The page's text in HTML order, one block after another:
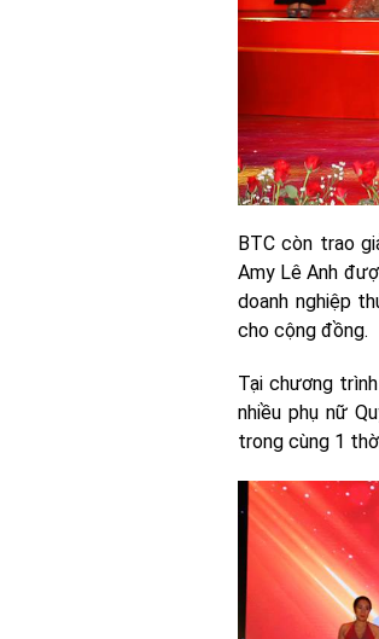
BTC còn trao
Amy Lê Anh
doanh nghiệp
cho cộng đồng.
Tại chương
nhiều phụ nữ
trong cùng 1